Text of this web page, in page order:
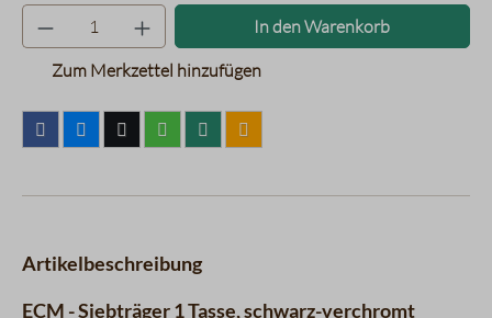
Produkt Anzahl: Gib den
In den Warenkorb
Zum Merkzettel hinzufügen
Artikelbeschreibung
ECM - Siebträger 1 Tasse, schwarz-verchromt